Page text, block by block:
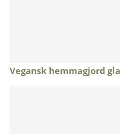
Vegansk hemmagjord